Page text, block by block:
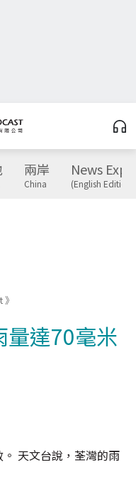
兩岸
China
News
(English Edition)
量達70毫米
天文台說，荃灣的雨